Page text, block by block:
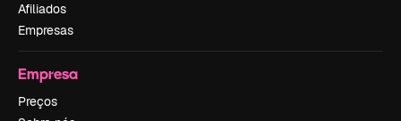
Afiliados
Empresas
Empresa
Preços